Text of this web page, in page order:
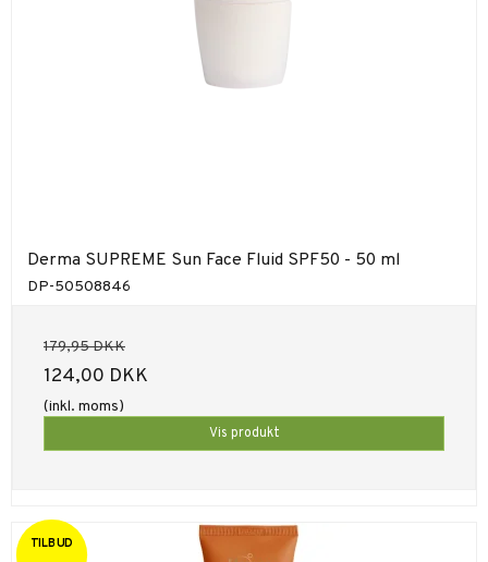
Derma SUPREME Sun Face Fluid SPF50 - 50 ml
DP-50508846
179,95 DKK
124,00 DKK
(inkl. moms)
Vis produkt
TILBUD